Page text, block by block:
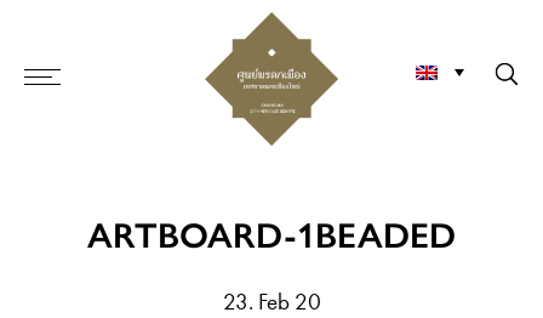
ARTBOARD-1BEADED
23. Feb 20